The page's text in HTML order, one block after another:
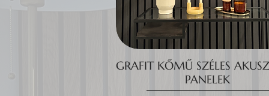
GRAFIT KŐMŰ SZÉLES
PANELEK